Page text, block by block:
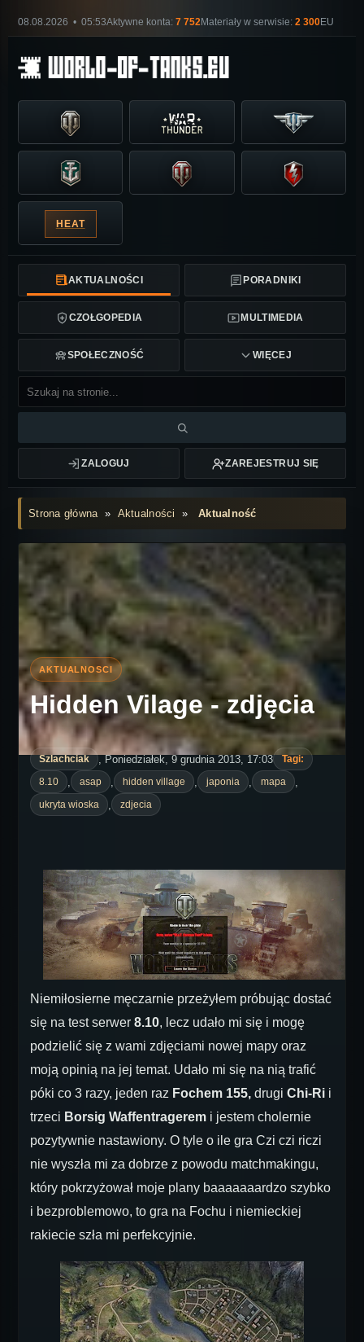
08.08.2026 • 05:53Aktywne konta: 7 752Materiały w serwisie: 2 300EU
HEAT
AKTUALNOŚCI PORADNIKI
CZOŁGOPEDIA MULTIMEDIA
SPOŁECZNOŚĆ WIĘCEJ
ZALOGUJ ZAREJESTRUJ SIĘ
Strona główna» Aktualności »Aktualność
Hidden Vilage - zdjęcia
Szlachciak , Poniedziałek, 9 grudnia 2013, 17:03
Tagi:
8.10
asap hidden village japonia mapa
ukryta wioska zdjecia
Niemiłosierne męczarnie przeżyłem próbując dostać
się na test serwer 8.10, lecz udało mi się i mogę
podzielić się z wami zdjęciami nowej mapy oraz
moją opinią na jej temat. Udało mi się na nią trafić
póki co 3 razy, jeden raz Fochem 155, drugi Chi-Ri i
trzeci Borsig Waffentragerem i jestem cholernie
pozytywnie nastawiony. O tyle o ile gra Czi czi riczi
nie wyszła mi za dobrze z powodu matchmakingu,
który pokrzyżował moje plany baaaaaaardzo szybko
i bezproblemowo, to gra na Fochu i niemieckiej
rakiecie szła mi perfekcyjnie.